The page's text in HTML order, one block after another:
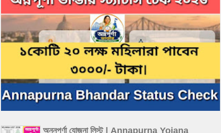
অন্নপূর্ণা যোজনা লিস্ট | Annapurna Yojana